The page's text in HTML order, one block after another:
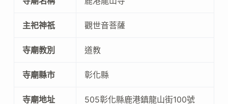
主祀神祇 觀世音菩薩
寺廟教別 道教
寺廟縣市 彰化縣
寺廟地址 505彰化縣鹿港鎮龍山街100號